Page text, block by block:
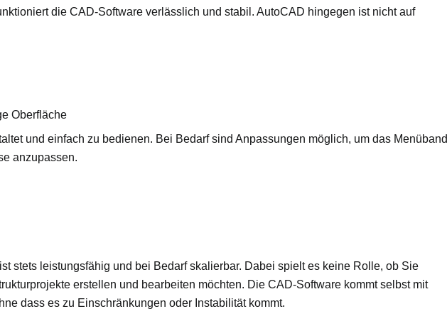
die CAD-Software verlässlich und stabil. AutoCAD hingegen ist nicht auf
Oberfläche
und einfach zu bedienen. Bei Bedarf sind Anpassungen möglich, um das Menüband
anzupassen.
stets leistungsfähig und bei Bedarf skalierbar. Dabei spielt es keine Rolle, ob Sie
erstellen und bearbeiten möchten. Die CAD-Software kommt selbst mit
dass es zu Einschränkungen oder Instabilität kommt.